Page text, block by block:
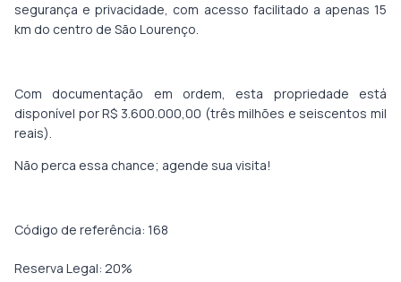
segurança e privacidade, com acesso facilitado a apenas 15
km do centro de São Lourenço.
Com documentação em ordem, esta propriedade está
disponível por R$ 3.600.000,00 (três milhões e seiscentos mil
reais).
Não perca essa chance; agende sua visita!
Código de referência: 168
Reserva Legal: 20%